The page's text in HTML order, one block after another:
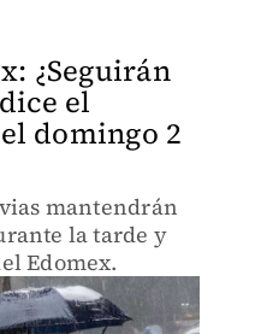
¿Seguirán
el
domingo 2
mantendrán
la tarde y
Edomex.